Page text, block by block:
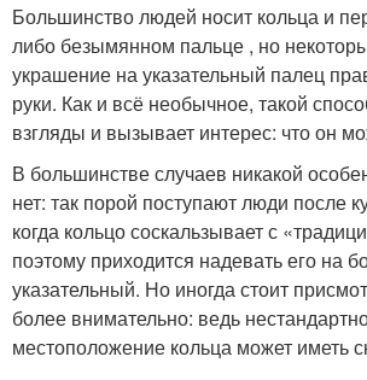
Большинство людей носит кольца и
либо безымянном пальце , но
украшение на указательный палец
руки. Как и всё необычное, такой
взгляды и вызывает интерес: что он
В большинстве случаев никакой
нет: так порой поступают люди после
когда кольцо соскальзывает с
поэтому приходится надевать его на
указательный. Но иногда стоит
более внимательно: ведь
местоположение кольца может иметь